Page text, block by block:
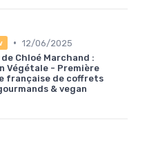
• 12/06/2025
Chloé Marchand :
Végétale - Première
française de coffrets
& vegan